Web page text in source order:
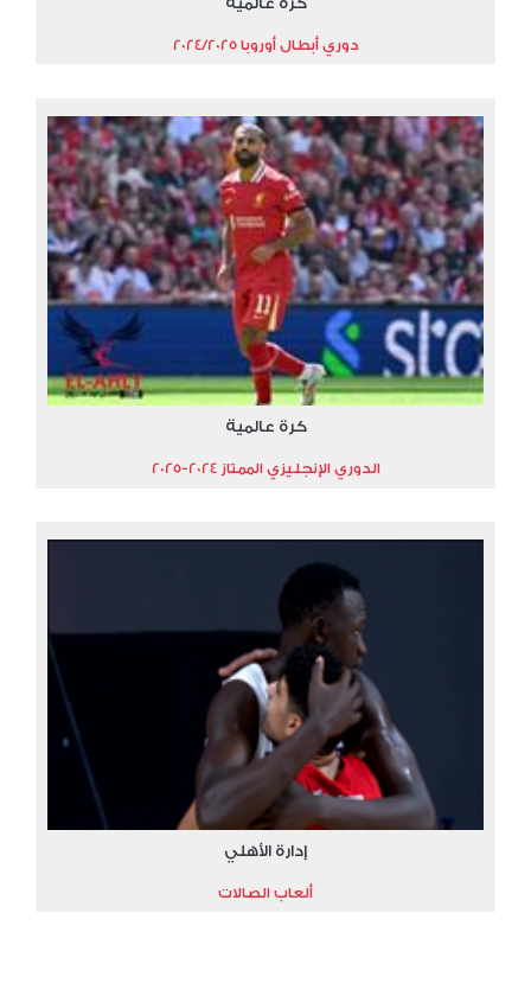
دوري أبطال أوروبا 2024/2025
كرة عالمية
الدوري الإنجليزي الممتاز 2024-2025
إدارة الأهلي
ألعاب الصالات